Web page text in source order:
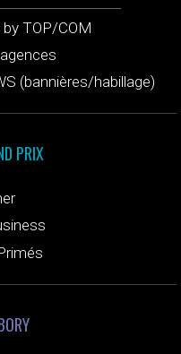
TOP/COM
(bannières/habillage)
PRIX